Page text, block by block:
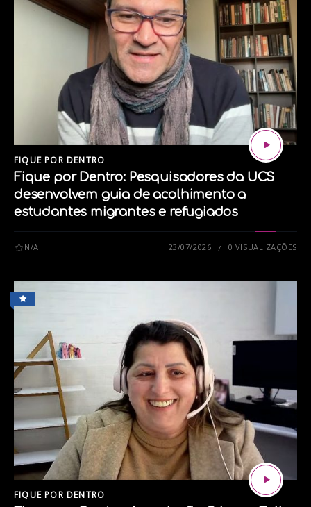
newborn em alusão ao tema “vacinação”:
https://www.instagram.com/p/DZXUZzukb5K/?
O UCS Play agora está no YouTube. Assista aos
nossos conteúdos e se inscreva em nosso canal:
Assista ao UCS Play Podcast no Spotify:
FIQUE POR DENTRO
Fique por Dentro: Pesquisadores da UCS
desenvolvem guia de acolhimento a
estudantes migrantes e refugiados
N/A 23/07/2026 0 VISUALIZAÇÕES
FIQUE POR DENTRO